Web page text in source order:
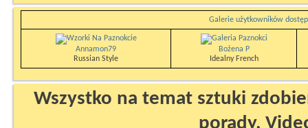
Galerie użytkowników
Annamon79
Russian Style
Bożena P
Idealny French
Wszystko na temat sztuki
porady,